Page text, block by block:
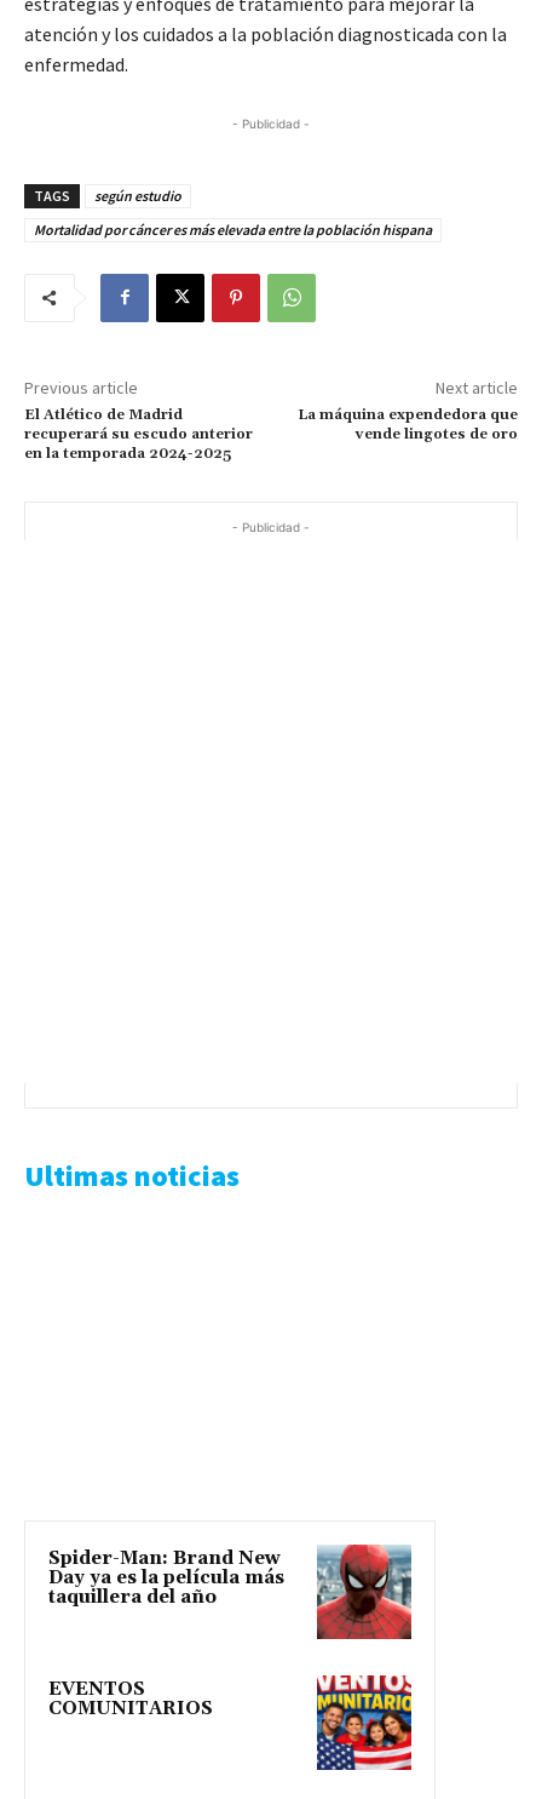
atención y los cuidados a la población diagnosticada con la
enfermedad.
- Publicidad -
TAGS
según estudio
Mortalidad por cáncer es más elevada entre la población hispana
Previous article
El Atlético de Madrid
recuperará su escudo anterior
en la temporada 2024-2025
Next article
La máquina expendedora que
vende lingotes de oro
- Publicidad -
Ultimas noticias
Spider-Man: Brand New
Day ya es la película más
taquillera del año
EVENTOS
COMUNITARIOS